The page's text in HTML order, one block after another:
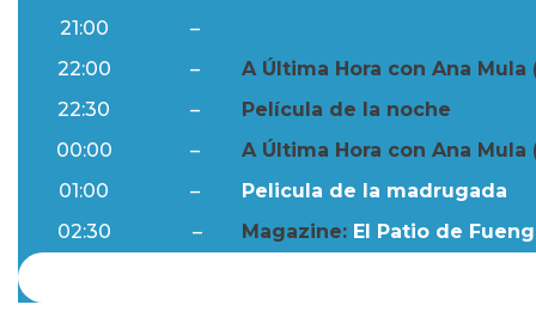
21:00
–
22:00
–
A Última Hora con Ana Mula
22:30
–
Película de la noche
00:00
–
A Última Hora con Ana Mula
01:00
–
Pelicula de la madrugada
02:30
– Magazine: El Patio de